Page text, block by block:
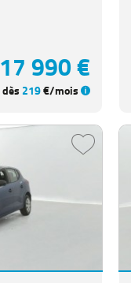
17 990 €
dès 219€/mois